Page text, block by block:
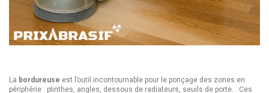
La bordureuse est l’outil incontournable pour le ponçage des zones en
périphérie : plinthes, angles, dessous de radiateurs, seuils de porte… Ces